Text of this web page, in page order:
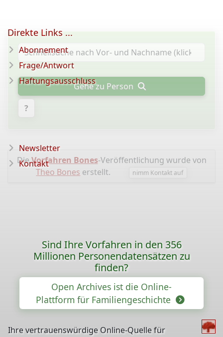
Gehe zu Person
?
DieVorfahren Bones-Veröffentlichung wurde von
Theo Bones erstellt. nimm Kontakt auf
Direkte Links ...
Abonnement
Frage/Antwort
Haftungsausschluss
Newsletter
Kontakt
Sind Ihre Vorfahren in den 356
Millionen Personendatensätzen zu
finden?
Open Archives ist die Online-
Plattform für Familiengeschichte
Ihre vertrauenswürdige Online-Quelle für